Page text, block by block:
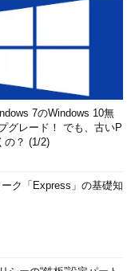
7のWindows 10無
グレード！ でも、古いP
の？ (1/2)
ク「Express」の基礎知